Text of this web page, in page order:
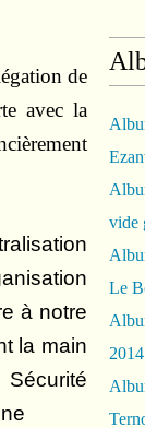
de
avec la
à notre
la main
vide
Le
2014